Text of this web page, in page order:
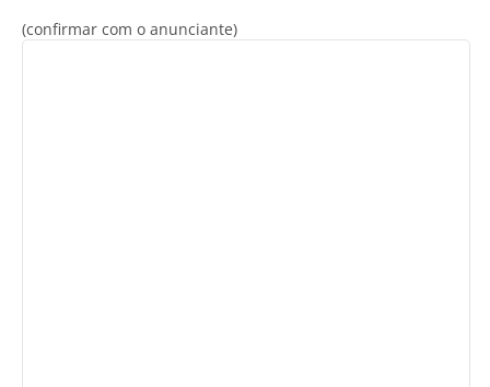
(confirmar com o anunciante)